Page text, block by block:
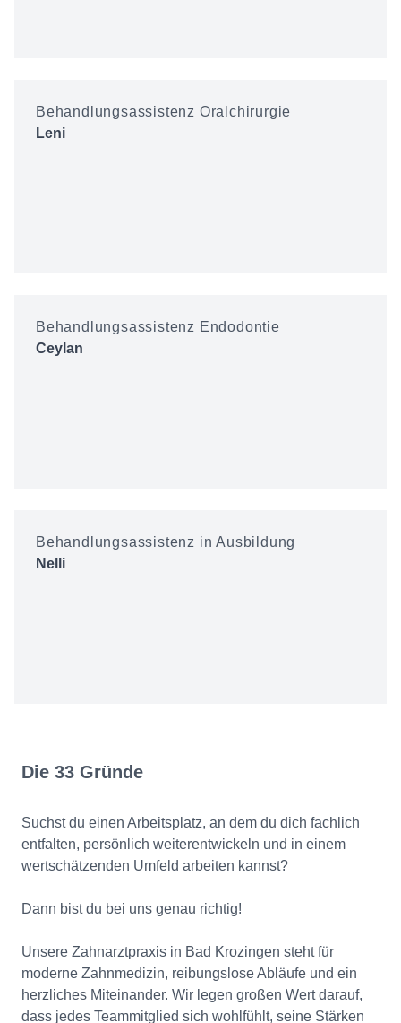
Behandlungsassistenz Oralchirurgie
Leni
Behandlungsassistenz Endodontie
Ceylan
Behandlungsassistenz in Ausbildung
Nelli
Die 33 Gründe
Suchst du einen Arbeitsplatz, an dem du dich fachlich
entfalten, persönlich weiterentwickeln und in einem
wertschätzenden Umfeld arbeiten kannst?
Dann bist du bei uns genau richtig!
Unsere Zahnarztpraxis in Bad Krozingen steht für
moderne Zahnmedizin, reibungslose Abläufe und ein
herzliches Miteinander. Wir legen großen Wert darauf,
dass jedes Teammitglied sich wohlfühlt, seine Stärken